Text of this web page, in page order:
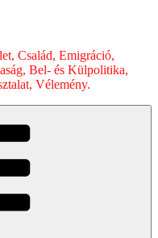
Család, Emigráció,
Bel- és Külpolitika,
Vélemény.